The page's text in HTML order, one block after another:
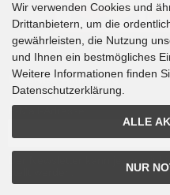
Newsletter-Anmeldung
E-Mail-Adresse:
Wir verwenden Cookies und
Drittanbietern, um die
gewährleisten, die Nutzung
und Ihnen ein bestmögliches
Weitere Informationen finden
Datenschutzerklärung.
ALLE
NUR